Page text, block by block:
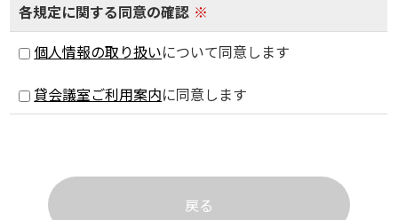
各規定に関する同意の確認 ※
個人情報の取り扱いについて同意します
貸会議室ご利用案内に同意します
戻る